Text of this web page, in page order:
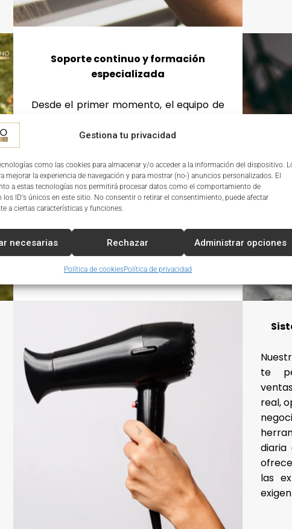
Gestiona tu privacidad
como las cookies para almacenar y/o acceder a la información del dispositivo.
mejorar la experiencia de navegación y para mostrar (no-) anuncios personalizados. El
a estas tecnologías nos permitirá procesar datos como el comportamiento de
los ID's únicos en este sitio. No consentir o retirar el consentimiento, puede afectar
a ciertas características y funciones.
necesarias Rechazar Administrar opciones
Política de cookiesPolítica de privacidad
Soporte continuo y formación
especializada
Desde el primer momento, el equipo de
guiarte en cada etapa del proceso:
pasando por la estrategia de
lanzamiento, hasta la formación
especializada para tu equipo. Además,
diseñaremos un salón que refleje la
esencia y el estilo único de Carboneras,
adaptado a sus características
costeras y su ambiente relajado.
te
real,
diaria
las